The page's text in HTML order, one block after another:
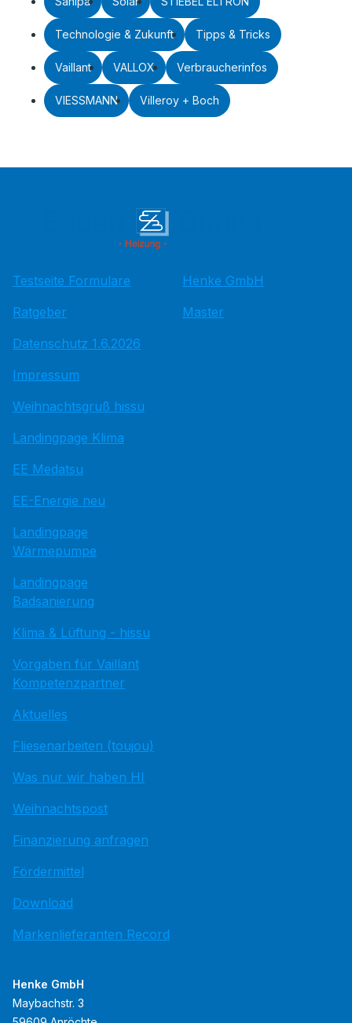
Technologie & Zukunft Tipps & Tricks
Vaillant VALLOX Verbraucherinfos
VIESSMANN Villeroy + Boch
Testseite Formulare
Ratgeber
Datenschutz 1.6.2026
Impressum
Weihnachtsgruß hissu
Landingpage Klima
EE Medatsu
EE-Energie neu
Landingpage
Wärmepumpe
Landingpage
Badsanierung
Klima & Lüftung - hissu
Vorgaben für Vaillant
Kompetenzpartner
Aktuelles
Fliesenarbeiten (toujou)
Was nur wir haben HI
Weihnachtspost
Finanzierung anfragen
Fördermittel
Download
Markenlieferanten Record
Henke GmbH
Master
Henke GmbH
Maybachstr. 3